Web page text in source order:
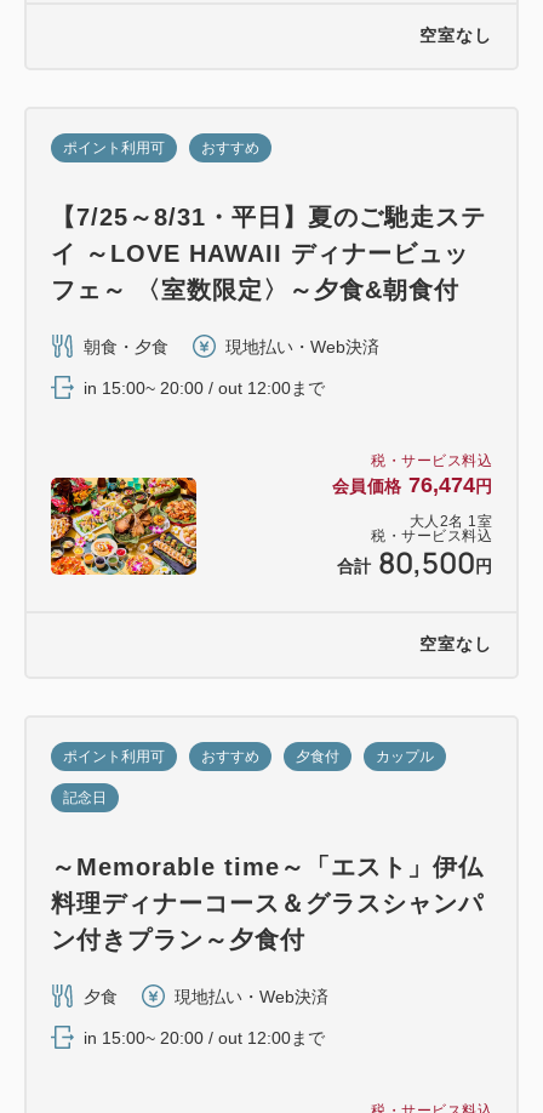
空室なし
税・サービス料込
会員価格 76,474円
大人 2名 1 室
税・サービス料込
合計 80,500 円
ポイント利用可 おすすめ
【7/25～8/31・平日】夏のご馳走ステ
イ ～LOVE HAWAII ディナービュッ
フェ～ 〈室数限定〉～夕食&朝食付
朝食・夕食 現地払い・Web決済
in 15:00~ 20:00 / out 12:00まで
空室なし
ポイント利用可 おすすめ 夕食付 カップル
記念日
～Memorable time～「エスト」伊仏
料理ディナーコース＆グラスシャンパ
ン付きプラン～夕食付
夕食 現地払い・Web決済
in 15:00~ 20:00 / out 12:00まで